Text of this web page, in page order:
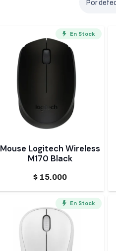
En Stock
Mouse Logitech Wireless
M170 Black
$ 15.000
En Stock